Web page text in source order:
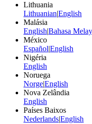
Lithuania
Lithuanian|English
Malásia
English|Bahasa
México
Español|English
Nigéria
English
Noruega
Norge|English
Nova Zelândia
English
Países Baixos
Nederlands|English